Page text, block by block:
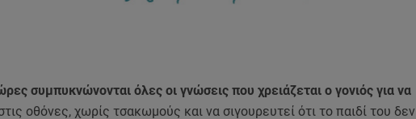
συμπυκνώνονται όλες οι γνώσεις που χρειάζεται ο γονιός για να
οθόνες, χωρίς τσακωμούς και να σιγουρευτεί ότι το παιδί του δεν